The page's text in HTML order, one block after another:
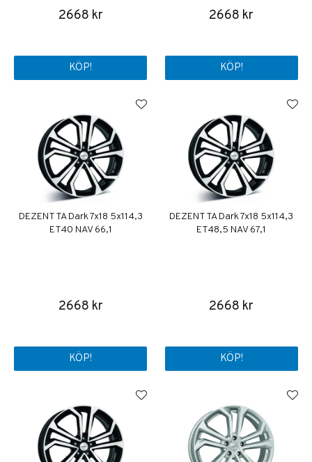
2668 kr
KÖP!
2668 kr
KÖP!
DEZENT TA Dark 7x18 5x114,3
ET40 NAV 66,1
2668 kr
KÖP!
DEZENT TA Dark 7x18 5x114,3
ET48,5 NAV 67,1
2668 kr
KÖP!